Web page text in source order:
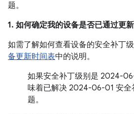
题。
1. 如何确定我的设备是否已通过更
如需了解如何查看设备的安全补丁
备更新时间表中的说明。
如果安全补丁级别是 2024-
味着已解决 2024-06-01 安全
题。